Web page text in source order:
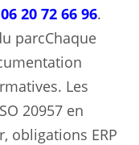
06 20 72 66 96.
parcChaque
Les
20957 en
obligations ERP